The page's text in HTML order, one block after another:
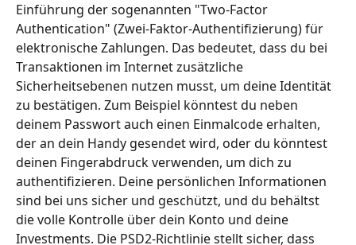
Einführung der sogenannten "Two-Factor
Authentication" (Zwei-Faktor-Authentifizierung) für
elektronische Zahlungen. Das bedeutet, dass du bei
Transaktionen im Internet zusätzliche
Sicherheitsebenen nutzen musst, um deine Identität
zu bestätigen. Zum Beispiel könntest du neben
deinem Passwort auch einen Einmalcode erhalten,
der an dein Handy gesendet wird, oder du könntest
deinen Fingerabdruck verwenden, um dich zu
authentifizieren. Deine persönlichen Informationen
sind bei uns sicher und geschützt, und du behältst
die volle Kontrolle über dein Konto und deine
Investments. Die PSD2-Richtlinie stellt sicher, dass